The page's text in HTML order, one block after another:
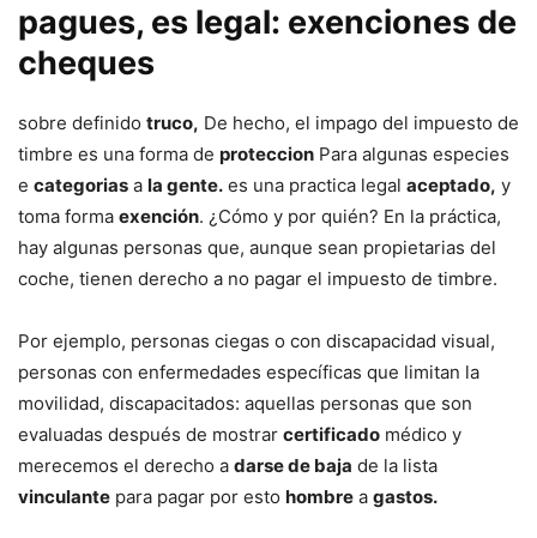
pagues, es legal: exenciones de
cheques
sobre definido truco, De hecho, el impago del impuesto de
timbre es una forma de proteccion Para algunas especies
e categorias a la gente. es una practica legal aceptado, y
toma forma exención. ¿Cómo y por quién? En la práctica,
hay algunas personas que, aunque sean propietarias del
coche, tienen derecho a no pagar el impuesto de timbre.
Por ejemplo, personas ciegas o con discapacidad visual,
personas con enfermedades específicas que limitan la
movilidad, discapacitados: aquellas personas que son
evaluadas después de mostrar certificado médico y
merecemos el derecho a darse de baja de la lista
vinculante para pagar por esto hombre a gastos.